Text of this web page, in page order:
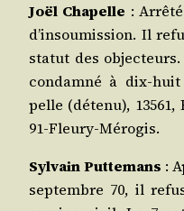
Joël Cha­pelle :
d’insoumission. Il
sta­tut des
condam­né à
pelle (déte­nu), 13561,
91‑Fleury‑Mérogis.
Syl­vain Put­te­mans :
sep­tembre 70, il